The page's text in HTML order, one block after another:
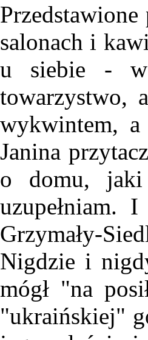
salonach i
u siebie -
towarzystwo,
wykwintem, a
Janina
o domu, jaki
uzupełniam.
Grzymały-
Nigdzie i
mógł "na
"ukraińskiej"